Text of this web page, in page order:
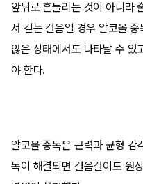
앞뒤로 흔들리는 것이 아니라
서 걷는 걸음일 경우 알코올
않은 상태에서도 나타날 수 있
야 한다.
알코올 중독은 근력과 균형 감
독이 해결되면 걸음걸이도 원